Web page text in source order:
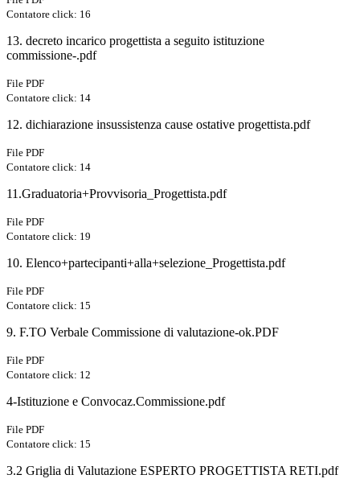
Contatore click: 16
13. decreto incarico progettista a seguito istituzione
commissione-.pdf
File PDF
Contatore click: 14
12. dichiarazione insussistenza cause ostative progettista.pdf
File PDF
Contatore click: 14
11.Graduatoria+Provvisoria_Progettista.pdf
File PDF
Contatore click: 19
10. Elenco+partecipanti+alla+selezione_Progettista.pdf
File PDF
Contatore click: 15
9. F.TO Verbale Commissione di valutazione-ok.PDF
File PDF
Contatore click: 12
4-Istituzione e Convocaz.Commissione.pdf
File PDF
Contatore click: 15
3.2 Griglia di Valutazione ESPERTO PROGETTISTA RETI.pdf